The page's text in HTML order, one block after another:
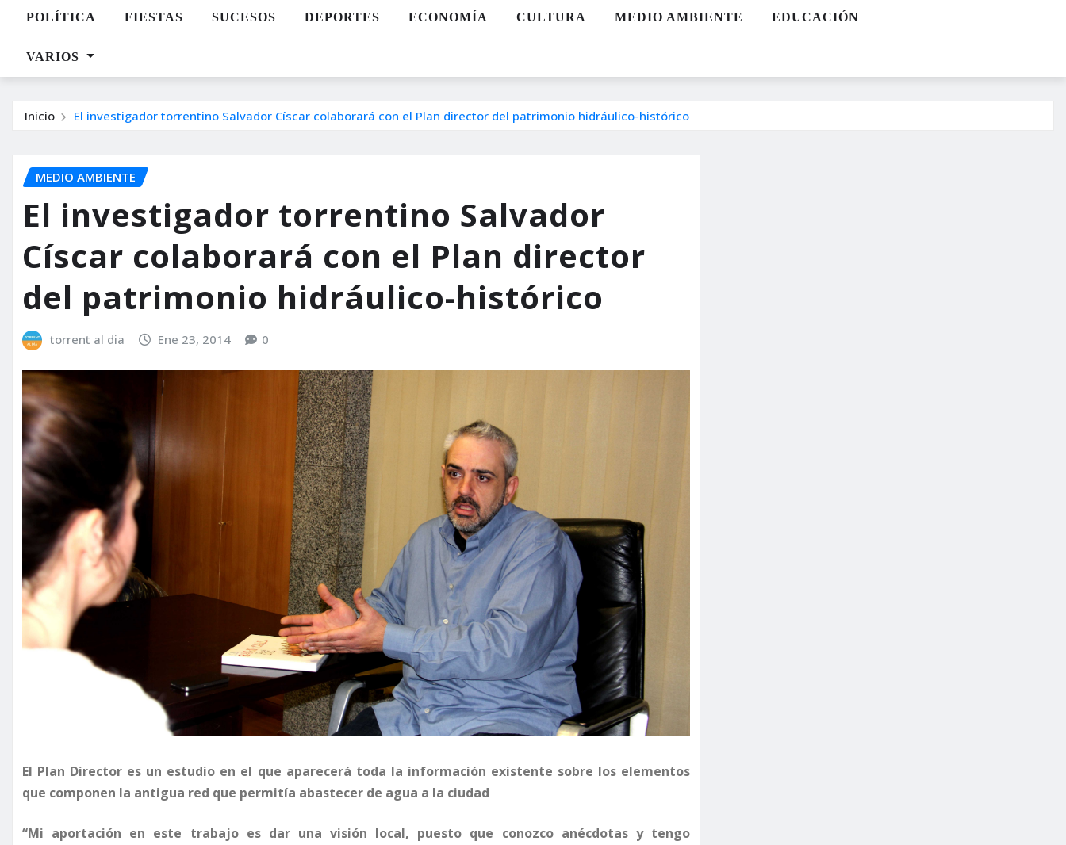
POLÍTICA FIESTAS SUCESOS DEPORTES ECONOMÍA CULTURA MEDIO AMBIENTE EDUCACIÓN
VARIOS
Inicio El investigador torrentino Salvador Císcar colaborará con el Plan director del patrimonio hidráulico-histórico
MEDIO AMBIENTE
El investigador torrentino Salvador
Císcar colaborará con el Plan director
del patrimonio hidráulico-histórico
torrent al dia Ene 23, 2014 0
El Plan Director es un estudio en el que aparecerá toda la información existente sobre los elementos
que componen la antigua red que permitía abastecer de agua a la ciudad
“Mi aportación en este trabajo es dar una visión local, puesto que conozco anécdotas y tengo